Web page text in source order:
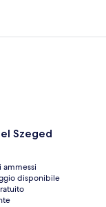
Szeged
ammessi
disponibile